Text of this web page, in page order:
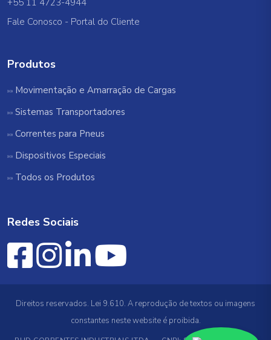
+55 11 4723-4944
Fale Conosco - Portal do Cliente
Produtos
Movimentação e Amarração de Cargas
Sistemas Transportadores
Correntes para Pneus
Dispositivos Especiais
Todos os Produtos
Redes Sociais
Direitos reservados. Lei 9.610. A reprodução de textos ou imagens
constantes neste website é proibida.